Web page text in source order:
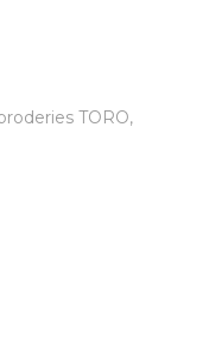
TORO,